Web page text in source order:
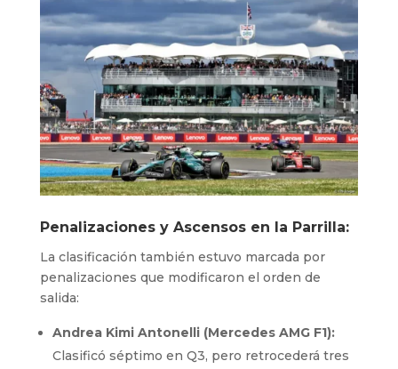
Penalizaciones y Ascensos en la Parrilla:
La clasificación también estuvo marcada por
penalizaciones que modificaron el orden de
salida:
Andrea Kimi Antonelli (Mercedes AMG F1):
Clasificó séptimo en Q3, pero retrocederá tres